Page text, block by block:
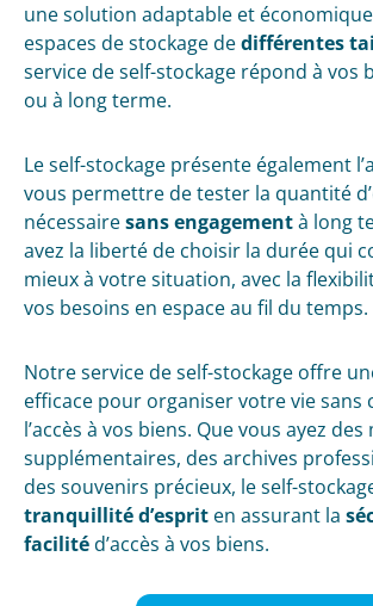
une solution adaptable et
espaces de stockage dedifférentes
service de self-stockage répond à vos
ou à long terme.
Le self-stockage présente également
vous permettre de tester la quantité
nécessairesans engagementà long
avez la liberté de choisir la durée qui
mieux à votre situation, avec la
vos besoins en espace au fil du temps.
Notre service de self-stockage offre
efficace pour organiser votre vie
l’accès à vos biens. Que vous ayez des
supplémentaires, des archives
des souvenirs précieux, le self-
tranquillité d’espriten assurant la
facilitéd’accès à vos biens.